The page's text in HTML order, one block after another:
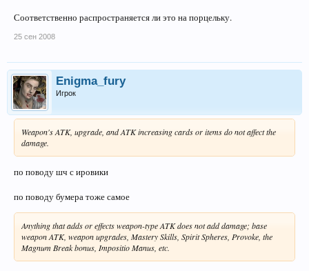
Соответственно распространяется ли это на порцельку.
25 сен 2008
Enigma_fury
Игрок
Weapon's ATK, upgrade, and ATK increasing cards or items do not affect the
damage.
по поводу шч с ировики
по поводу бумера тоже самое
Anything that adds or effects weapon-type ATK does not add damage; base
weapon ATK, weapon upgrades, Mastery Skills, Spirit Spheres, Provoke, the
Magnum Break bonus, Impositio Manus, etc.